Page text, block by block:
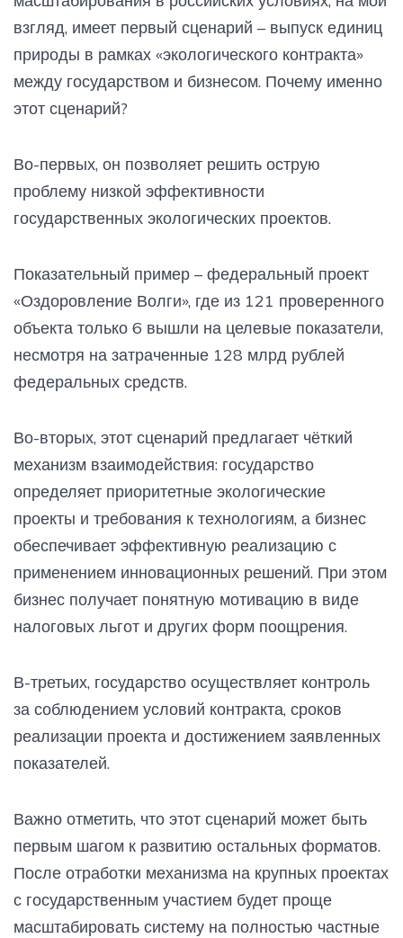
взгляд, имеет первый сценарий – выпуск единиц
природы в рамках «экологического контракта»
между государством и бизнесом. Почему именно
этот сценарий?
Во-первых, он позволяет решить острую
проблему низкой эффективности
государственных экологических проектов.
Показательный пример – федеральный проект
«Оздоровление Волги», где из 121 проверенного
объекта только 6 вышли на целевые показатели,
несмотря на затраченные 128 млрд рублей
федеральных средств.
Во-вторых, этот сценарий предлагает чёткий
механизм взаимодействия: государство
определяет приоритетные экологические
проекты и требования к технологиям, а бизнес
обеспечивает эффективную реализацию с
применением инновационных решений. При этом
бизнес получает понятную мотивацию в виде
налоговых льгот и других форм поощрения.
В-третьих, государство осуществляет контроль
за соблюдением условий контракта, сроков
реализации проекта и достижением заявленных
показателей.
Важно отметить, что этот сценарий может быть
первым шагом к развитию остальных форматов.
После отработки механизма на крупных проектах
с государственным участием будет проще
масштабировать систему на полностью частные